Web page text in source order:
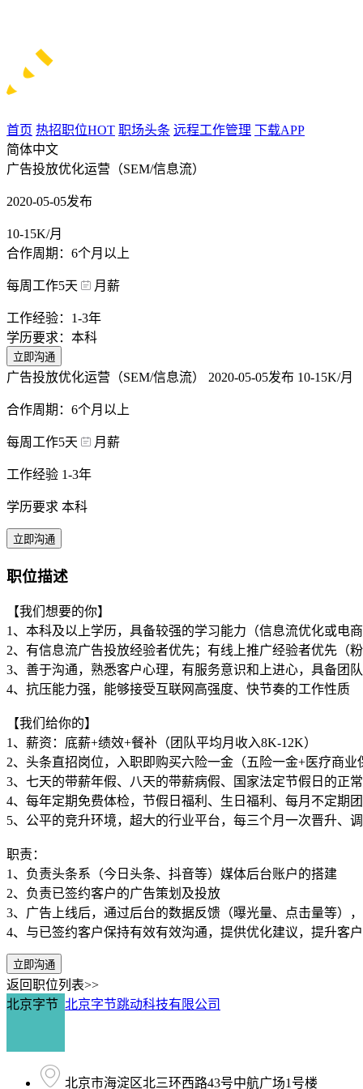
首页 热招职位HOT 职场头条 远程工作管理 下载APP
简体中文
广告投放优化运营（SEM/信息流）
2020-05-05发布
10-15K/月
合作周期：6个月以上
每周工作5天 月薪
工作经验：1-3年
学历要求：本科
立即沟通
广告投放优化运营（SEM/信息流） 2020-05-05发布 10-15K/月
合作周期：6个月以上
每周工作5天 月薪
工作经验 1-3年
学历要求 本科
立即沟通
职位描述
【我们想要的你】
1、本科及以上学历，具备较强的学习能力（信息流优化或电
2、有信息流广告投放经验者优先；有线上推广经验者优先（
3、善于沟通，熟悉客户心理，有服务意识和上进心，具备团
4、抗压能力强，能够接受互联网高强度、快节奏的工作性质
【我们给你的】
1、薪资：底薪+绩效+餐补（团队平均月收入8K-12K）
2、头条直招岗位，入职即购买六险一金（五险一金+医疗商业
3、七天的带薪年假、八天的带薪病假、国家法定节假日的正
4、每年定期免费体检，节假日福利、生日福利、每月不定期
5、公平的竞升环境，超大的行业平台，每三个月一次晋升、
职责：
1、负责头条系（今日头条、抖音等）媒体后台账户的搭建
2、负责已签约客户的广告策划及投放
3、广告上线后，通过后台的数据反馈（曝光量、点击量等）
4、与已签约客户保持有效有效沟通，提供优化建议，提升客
立即沟通
返回职位列表>>
北京字节 北京字节跳动科技有限公司
北京市海淀区北三环西路43号中航广场1号楼